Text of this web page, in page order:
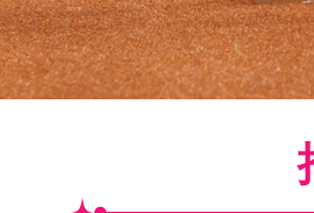
全龍主場賽擔任開球嘉賓站